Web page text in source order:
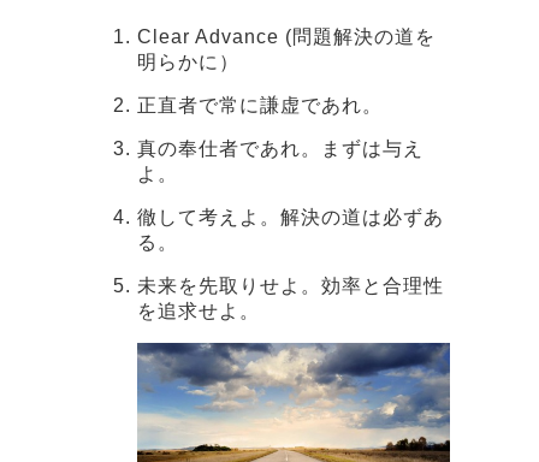
Clear Advance (問題解決の道を
明らかに）
正直者で常に謙虚であれ。
真の奉仕者であれ。まずは与え
よ。
徹して考えよ。解決の道は必ずあ
る。
未来を先取りせよ。効率と合理性
を追求せよ。